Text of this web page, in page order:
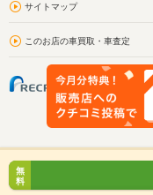
サイトマップ
このお店の車買取・車査定
無
料